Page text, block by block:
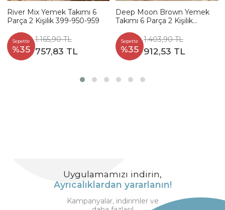
River Mix Yemek Takımı 6
Parça 2 Kişilik 399-950-959
Sepette
%35
1.165,90 TL
757,83 TL
Deep Moon Brown Yemek
Takımı 6 Parça 2 Kişilik
Sepette
%35
1.403,90 TL
912,53 TL
Uygulamamızı indirin,
Ayrıcalıklardan yararlanın!
Kampanyalar, indirimler ve